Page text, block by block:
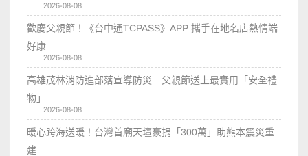
2026-08-08
歡慶父親節！《台中通TCPASS》APP 攜手在地名店熱情端
好康
2026-08-08
高雄茂林消防進部落宣導防災 父親節送上最實用「安全禮
物」
2026-08-08
暖心跨海送暖！台灣首廟天壇豪捐「300萬」助熊本震災重
建